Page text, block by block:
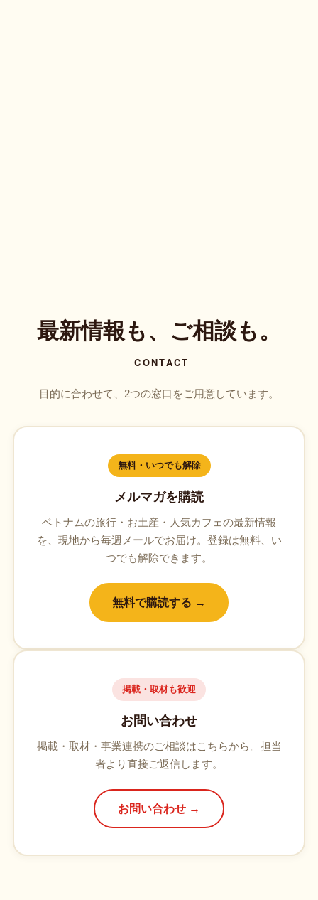
最新情報も、ご相談も。
CONTACT
目的に合わせて、2つの窓口をご用意しています。
無料・いつでも解除
メルマガを購読
ベトナムの旅行・お土産・人気カフェの最新情報
を、現地から毎週メールでお届け。登録は無料、い
つでも解除できます。
無料で購読する →
掲載・取材も歓迎
お問い合わせ
掲載・取材・事業連携のご相談はこちらから。担当
者より直接ご返信します。
お問い合わせ →